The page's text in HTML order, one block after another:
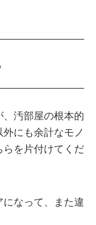
汚部屋の根本的
にも余計なモノ
らを片付けてくだ
なって、また違